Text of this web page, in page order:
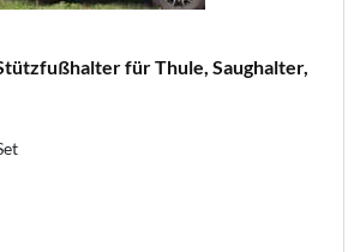
für Thule, Saughalter,